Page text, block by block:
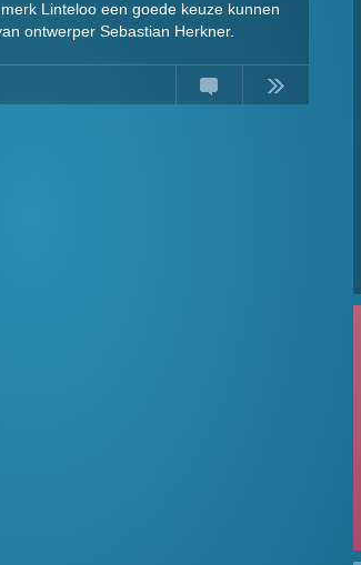
Linteloo een goede keuze kunnen
ontwerper Sebastian Herkner.